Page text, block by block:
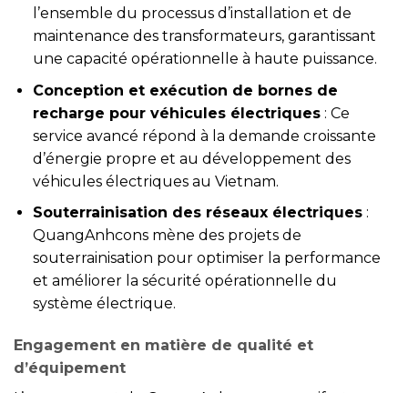
l’ensemble du processus d’installation et de
maintenance des transformateurs, garantissant
une capacité opérationnelle à haute puissance.
Conception et exécution de bornes de
recharge pour véhicules électriques: Ce
service avancé répond à la demande croissante
d’énergie propre et au développement des
véhicules électriques au Vietnam.
Souterrainisation des réseaux électriques:
QuangAnhcons mène des projets de
souterrainisation pour optimiser la performance
et améliorer la sécurité opérationnelle du
système électrique.
Engagement en matière de qualité et
d’équipement